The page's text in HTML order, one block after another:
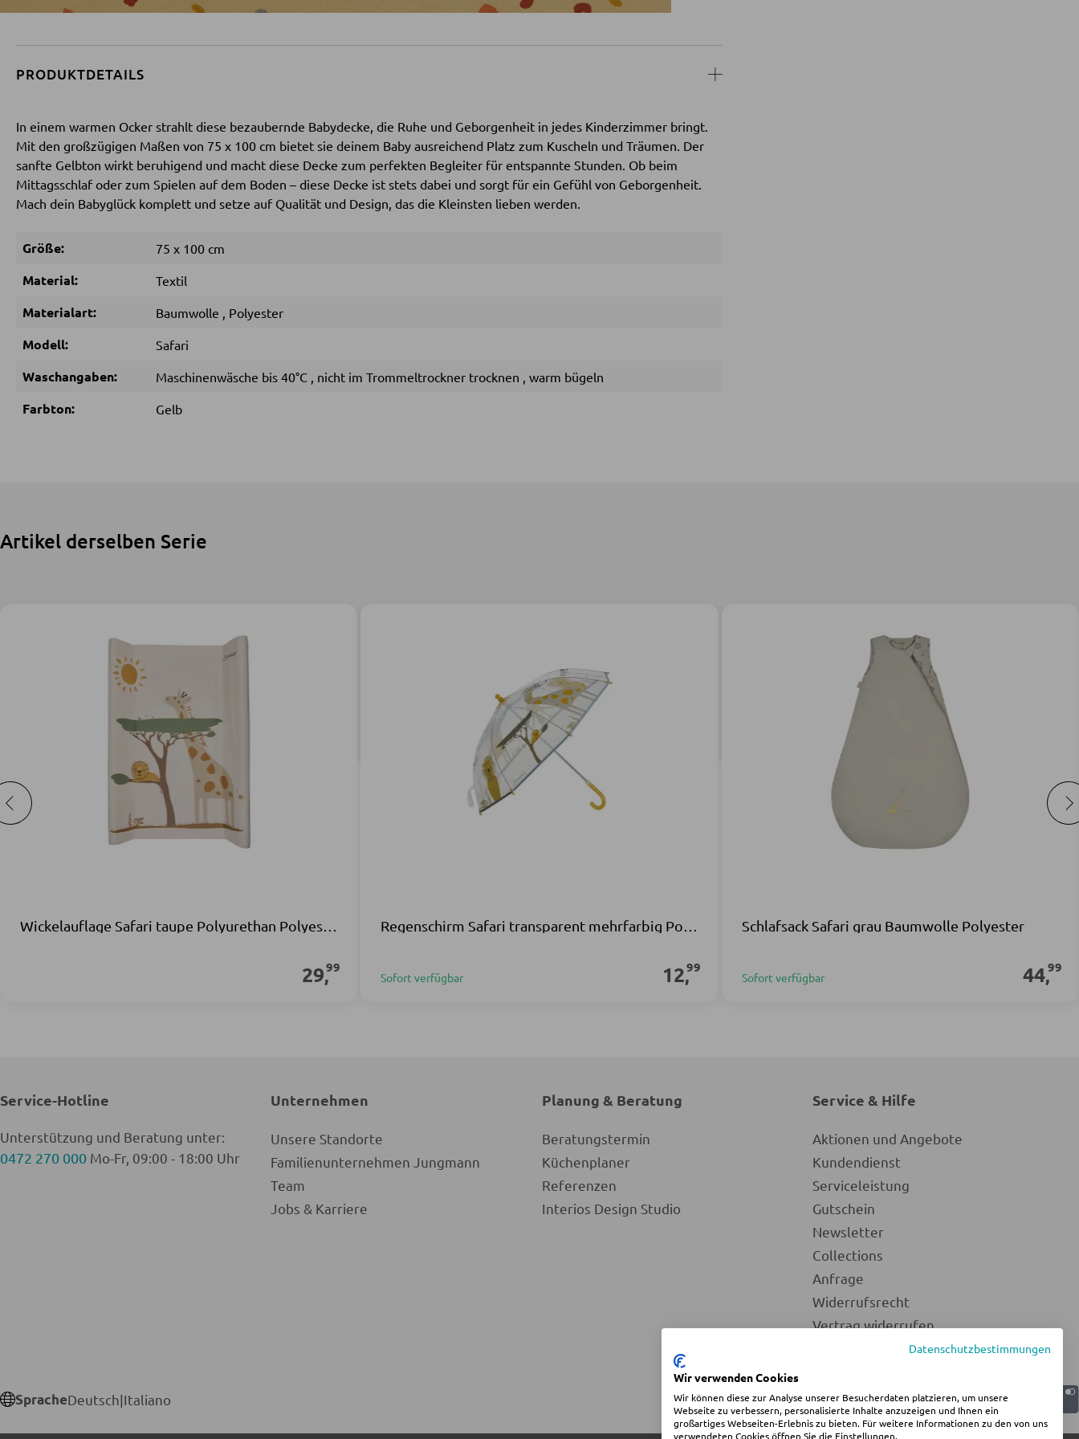
PRODUKTDETAILS
In einem warmen Ocker strahlt diese bezaubernde Babydecke, die Ruhe und Geborgenheit in jedes Kinderzimmer bringt.
Mit den großzügigen Maßen von 75 x 100 cm bietet sie deinem Baby ausreichend Platz zum Kuscheln und Träumen. Der
sanfte Gelbton wirkt beruhigend und macht diese Decke zum perfekten Begleiter für entspannte Stunden. Ob beim
Mittagsschlaf oder zum Spielen auf dem Boden – diese Decke ist stets dabei und sorgt für ein Gefühl von Geborgenheit.
Mach dein Babyglück komplett und setze auf Qualität und Design, das die Kleinsten lieben werden.
Größe: 75 x 100 cm
Material: Textil
Materialart: Baumwolle , Polyester
Modell: Safari
Waschangaben: Maschinenwäsche bis 40°C , nicht im Trommeltrockner trocknen , warm bügeln
Farbton: Gelb
Artikel derselben Serie
29,99
Sofort verfügbar 12,99
Schlafsack Safari grau Baumwolle Polyester
Sofort verfügbar 44,99
Service-Hotline
Unterstützung und Beratung unter:
0472 270 000 Mo-Fr, 09:00 - 18:00 Uhr
Unternehmen
Unsere Standorte
Familienunternehmen Jungmann
Team
Jobs & Karriere
Planung & Beratung
Beratungstermin
Küchenplaner
Referenzen
Interios Design Studio
Service & Hilfe
Aktionen und Angebote
Kundendienst
Serviceleistung
Gutschein
Newsletter
Collections
Anfrage
Widerrufsrecht
Vertrag widerrufen
SpracheDeutsch|Italiano
Datenschutzbestimmungen
Wir verwenden Cookies
Wir können diese zur Analyse unserer Besucherdaten platzieren, um unsere
Webseite zu verbessern, personalisierte Inhalte anzuzeigen und Ihnen ein
großartiges Webseiten-Erlebnis zu bieten. Für weitere Informationen zu den von uns
verwendeten Cookies öffnen Sie die Einstellungen.